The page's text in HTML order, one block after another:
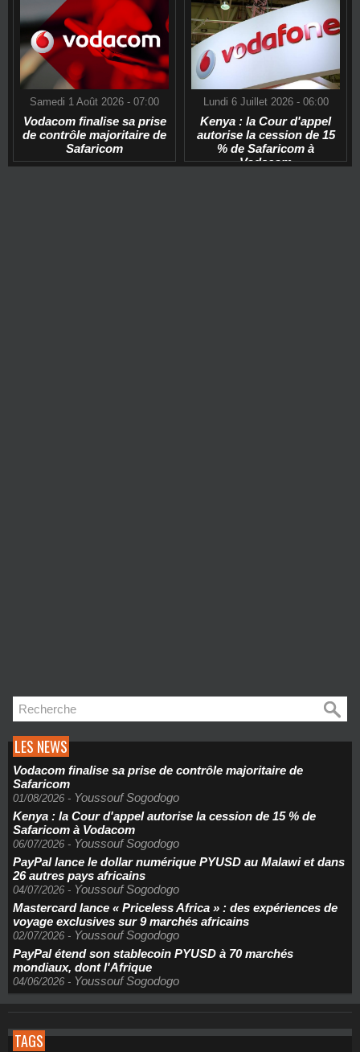
Samedi 1 Août 2026 - 07:00
Vodacom finalise sa prise
de contrôle majoritaire de
Safaricom
Lundi 6 Juillet 2026 - 06:00
Kenya : la Cour d'appel
autorise la cession de 15
% de Safaricom à
Vodacom
LES NEWS
Vodacom finalise sa prise de contrôle majoritaire de
Safaricom
01/08/2026 - Youssouf Sogodogo
Kenya : la Cour d'appel autorise la cession de 15 % de
Safaricom à Vodacom
06/07/2026 - Youssouf Sogodogo
PayPal lance le dollar numérique PYUSD au Malawi et dans
26 autres pays africains
04/07/2026 - Youssouf Sogodogo
Mastercard lance « Priceless Africa » : des expériences de
voyage exclusives sur 9 marchés africains
02/07/2026 - Youssouf Sogodogo
PayPal étend son stablecoin PYUSD à 70 marchés
mondiaux, dont l'Afrique
04/06/2026 - Youssouf Sogodogo
TAGS